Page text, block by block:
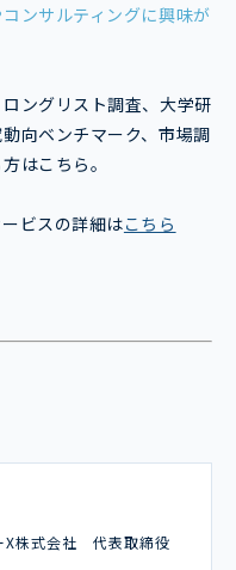
ンサルティングに興味が
ングリスト調査、大学研
向ベンチマーク、市場調
はこちら。
ビスの詳細はこちら
X株式会社 代表取締役